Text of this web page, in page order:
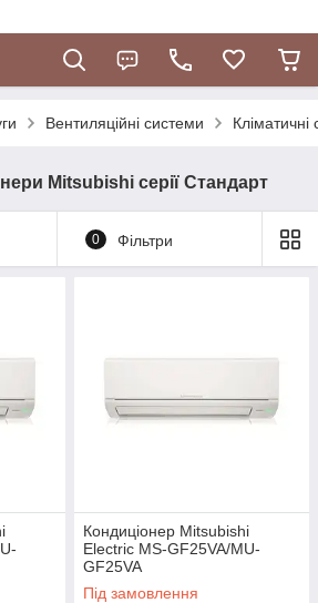
Вентиляційні системи Кліматичні
Mitsubishi серії Стандарт
0 Фільтри
Кондиціонер Mitsubishi
Electric MS-GF25VA/MU-
GF25VA
Під замовлення